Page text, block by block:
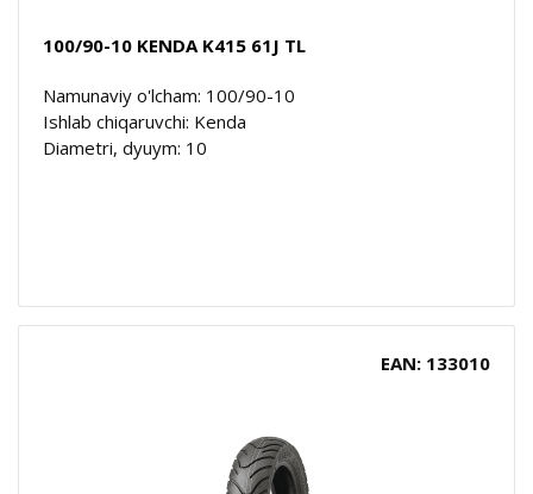
100/90-10 KENDA K415 61J TL
Namunaviy o'lcham: 100/90-10
Ishlab chiqaruvchi: Kenda
Diametri, dyuym: 10
EAN: 133010